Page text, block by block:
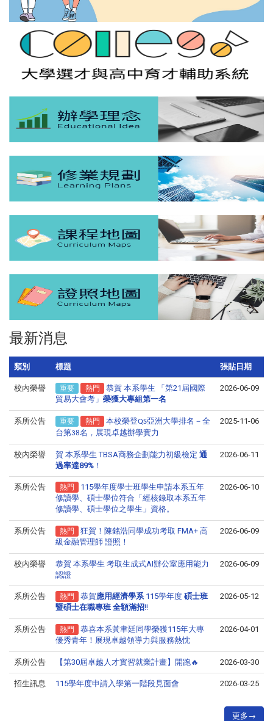
最新消息
類別 標題 張貼日期
校內榮譽 重要 熱門
恭賀 本系學生 「第21屆國際
貿易大會考」 榮獲大專組第一名
2026-06-09
系所公告 重要 熱門 本校榮登QS亞洲大學排名－全
台第38名，展現卓越辦學實力
2025-11-06
校內榮譽 賀 本系學生 TBSA商務企劃能力初級檢定 通
過率達89% ！
2026-06-11
系所公告 熱門
115學年度學士班學生申請本系五年
修讀學、碩士學位符合「經核錄取本系五年
修讀學、碩士學位之學生」資格。
2026-06-10
系所公告 熱門
狂賀！陳銘浩同學成功考取 FMA+ 高
級金融管理師 證照！
2026-06-09
校內榮譽
恭賀 本系學生 考取生成式AI辦公室應用能力
認證
2026-06-09
系所公告 熱門 恭賀應用經濟學系 115學年度碩士班
暨碩士在職專班 全額滿招!!
2026-05-12
系所公告 熱門
恭喜本系黃聿廷同學榮獲115年大專
優秀青年！展現卓越領導力與服務熱忱
2026-04-01
系所公告 【第30屆卓越人才實習就業計畫】開跑🔥 2026-03-30
招生訊息 115學年度申請入學第一階段見面會 2026-03-25
更多→